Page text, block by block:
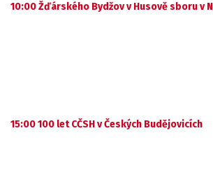
10:00 Žďárského Bydžov v Husově sboru v
15:00 100 let CČSH v Českých Budějovicích